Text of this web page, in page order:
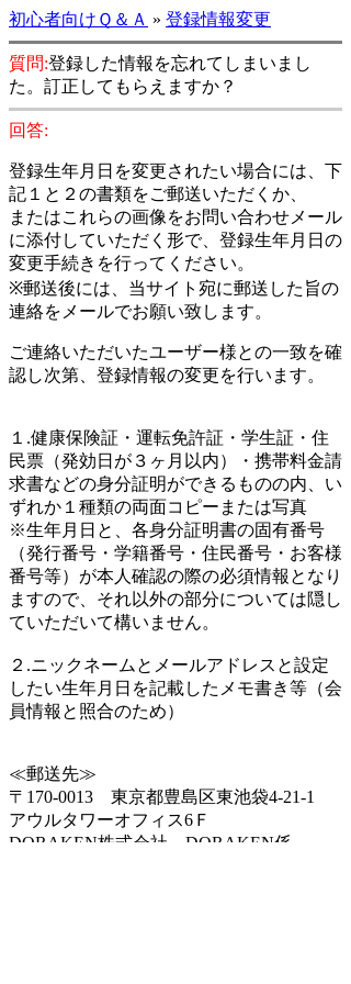
初心者向けＱ＆Ａ » 登録情報変更
質問:登録した情報を忘れてしまいまし
た。訂正してもらえますか？
回答:
登録生年月日を変更されたい場合には、下
記１と２の書類をご郵送いただくか、
またはこれらの画像をお問い合わせメール
に添付していただく形で、登録生年月日の
変更手続きを行ってください。
※郵送後には、当サイト宛に郵送した旨の
連絡をメールでお願い致します。
ご連絡いただいたユーザー様との一致を確
認し次第、登録情報の変更を行います。
１.健康保険証・運転免許証・学生証・住
民票（発効日が３ヶ月以内）・携帯料金請
求書などの身分証明ができるものの内、い
ずれか１種類の両面コピーまたは写真
※生年月日と、各身分証明書の固有番号
（発行番号・学籍番号・住民番号・お客様
番号等）が本人確認の際の必須情報となり
ますので、それ以外の部分については隠し
ていただいて構いません。
２.ニックネームとメールアドレスと設定
したい生年月日を記載したメモ書き等（会
員情報と照合のため）
≪郵送先≫
〒170-0013 東京都豊島区東池袋4-21-1
アウルタワーオフィス6Ｆ
DORAKEN株式会社 DORAKEN係